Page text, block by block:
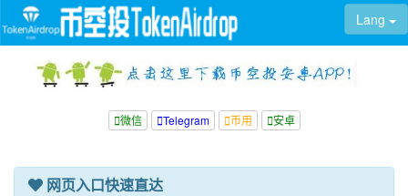
Lang
微信 Telegram 币用 安卓
网页入口快速直达